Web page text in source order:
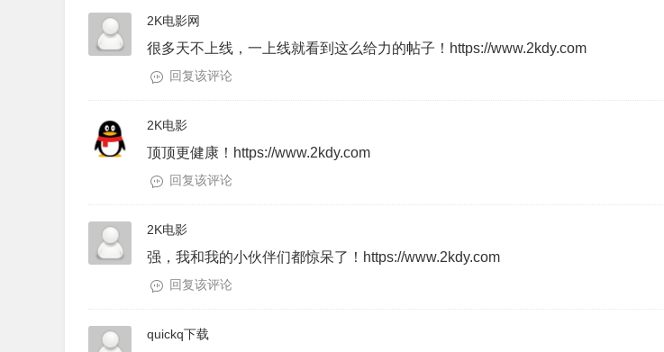
2K电影网
很多天不上线，一上线就看到这么给力的帖子！https://www.2kdy.com
回复该评论
2K电影
顶顶更健康！https://www.2kdy.com
回复该评论
2K电影
强，我和我的小伙伴们都惊呆了！https://www.2kdy.com
回复该评论
quickq下载